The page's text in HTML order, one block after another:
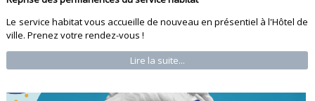
Le service habitat vous accueille de nouveau en présentiel à l'Hôtel de
ville. Prenez votre rendez-vous !
Lire la suite...